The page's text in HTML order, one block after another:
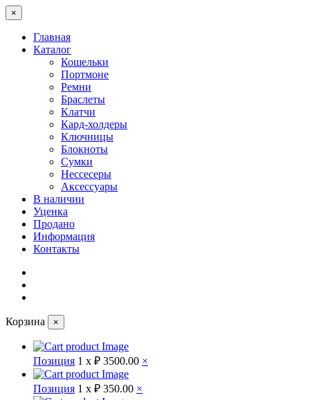
×
Главная
Каталог
Кошельки
Портмоне
Ремни
Браслеты
Клатчи
Кард-холдеры
Ключницы
Блокноты
Сумки
Нессесеры
Аксессуары
В наличии
Уценка
Продано
Информация
Контакты
Корзина ×
Позиция 1 x ₽ 3500.00 ×
Позиция 1 x ₽ 350.00 ×